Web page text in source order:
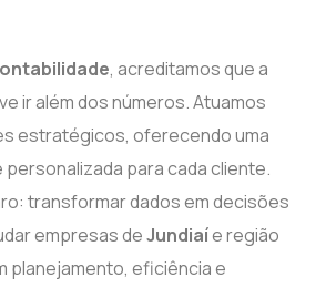
, acreditamos que a
ir além dos números. Atuamos
estratégicos, oferecendo uma
para cada cliente.
transformar dados em decisões
empresas deJundiaíe região
planejamento, eficiência e